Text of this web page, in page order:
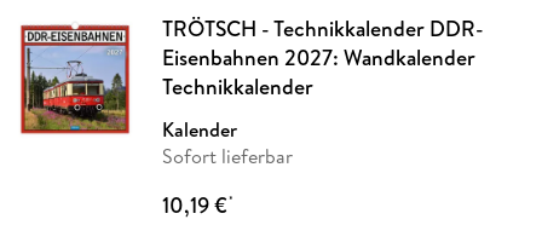
TRÖTSCH - Technikkalender DDR-
Eisenbahnen 2027: Wandkalender
Technikkalender
Kalender
Sofort lieferbar
10,19 €*